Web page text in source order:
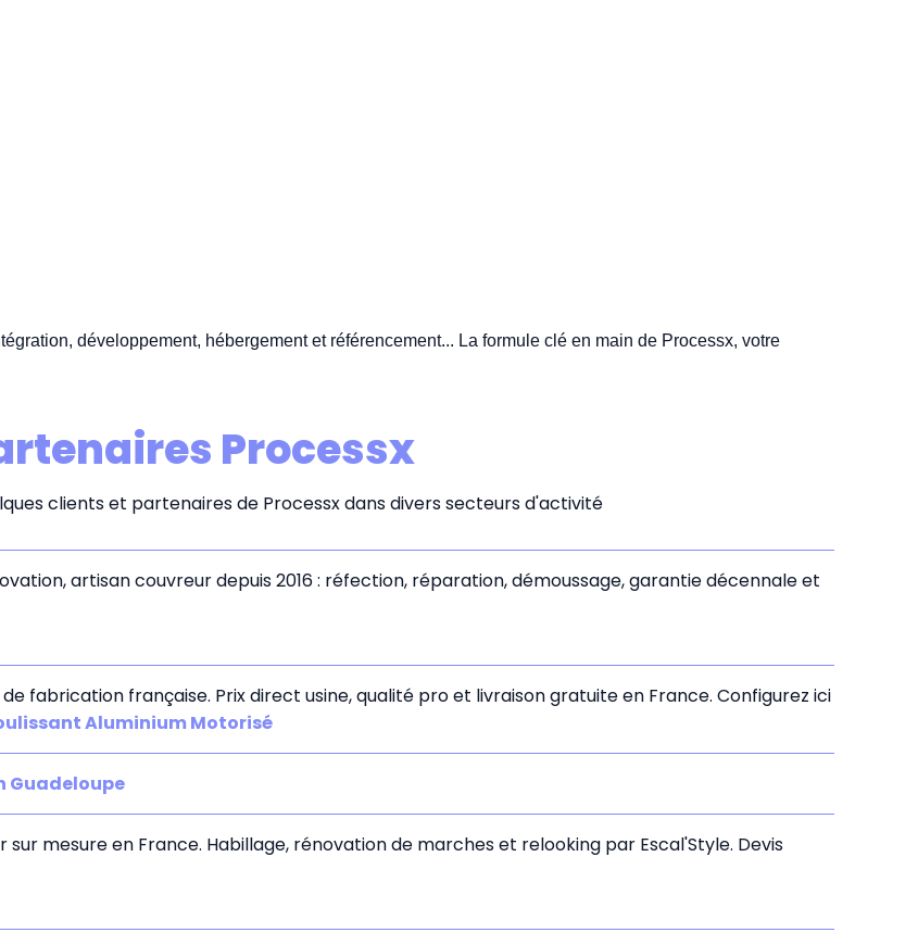
développement, hébergement et référencement... La formule clé en main de Processx, votre
Processx
clients et partenaires de Processx dans divers secteurs d'activité
artisan couvreur depuis 2016 : réfection, réparation, démoussage, garantie décennale et
fabrication française. Prix direct usine, qualité pro et livraison gratuite en France. Configurez ici
Aluminium Motorisé
Guadeloupe
mesure en France. Habillage, rénovation de marches et relooking par Escal'Style. Devis